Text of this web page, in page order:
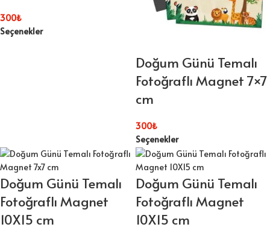
300₺
Seçenekler
Doğum Günü Temalı
Fotoğraflı Magnet 7×7
cm
300₺
Seçenekler
Doğum Günü Temalı
Fotoğraflı Magnet
10X15 cm
Doğum Günü Temalı
Fotoğraflı Magnet
10X15 cm